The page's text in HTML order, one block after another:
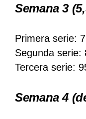
Semana 3
Primera serie:
Segunda serie:
Tercera serie:
Semana 4